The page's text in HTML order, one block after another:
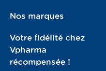
Nos marques
Votre fidélité chez
Vpharma
récompensée !